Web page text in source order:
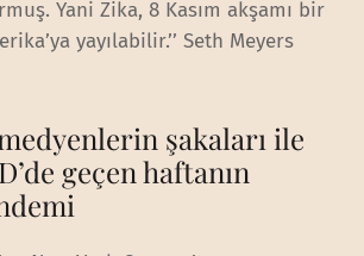
Yani Zika, 8 Kasım akşamı bir
yayılabilir.’’ Seth Meyers
şakaları ile
geçen haftanın